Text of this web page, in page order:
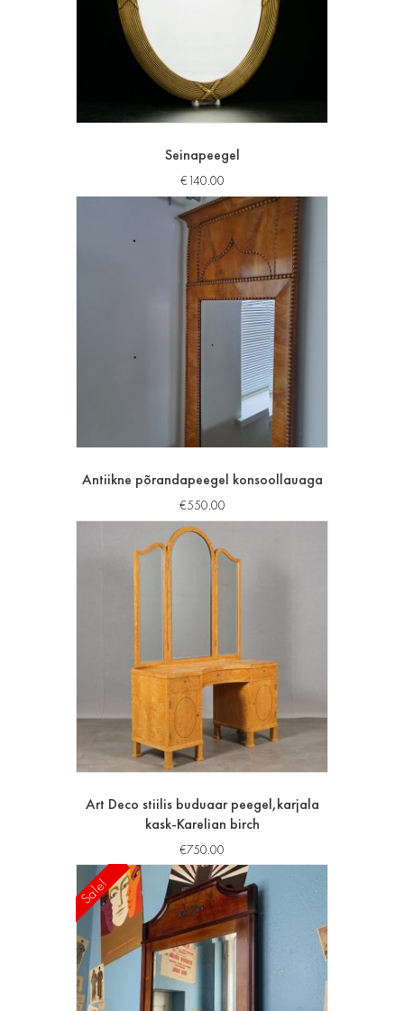
Seinapeegel
€140.00
Antiikne põrandapeegel konsoollauaga
€550.00
Art Deco stiilis buduaar peegel,karjala
kask-Karelian birch
€750.00
Sale!